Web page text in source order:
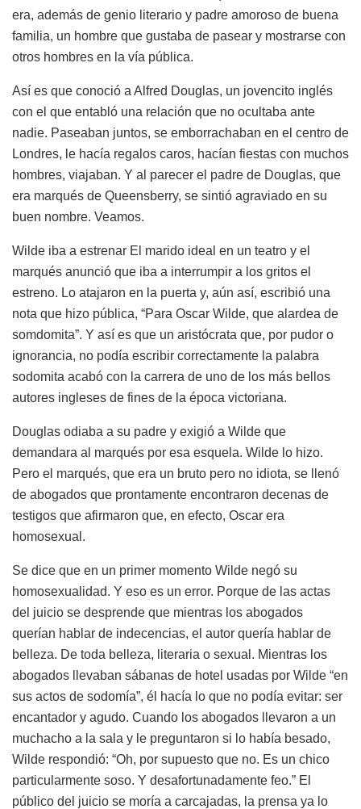
era, además de genio literario y padre amoroso de buena
familia, un hombre que gustaba de pasear y mostrarse con
otros hombres en la vía pública.
Así es que conoció a Alfred Douglas, un jovencito inglés
con el que entabló una relación que no ocultaba ante
nadie. Paseaban juntos, se emborrachaban en el centro de
Londres, le hacía regalos caros, hacían fiestas con muchos
hombres, viajaban. Y al parecer el padre de Douglas, que
era marqués de Queensberry, se sintió agraviado en su
buen nombre. Veamos.
Wilde iba a estrenar El marido ideal en un teatro y el
marqués anunció que iba a interrumpir a los gritos el
estreno. Lo atajaron en la puerta y, aún así, escribió una
nota que hizo pública, “Para Oscar Wilde, que alardea de
somdomita”. Y así es que un aristócrata que, por pudor o
ignorancia, no podía escribir correctamente la palabra
sodomita acabó con la carrera de uno de los más bellos
autores ingleses de fines de la época victoriana.
Douglas odiaba a su padre y exigió a Wilde que
demandara al marqués por esa esquela. Wilde lo hizo.
Pero el marqués, que era un bruto pero no idiota, se llenó
de abogados que prontamente encontraron decenas de
testigos que afirmaron que, en efecto, Oscar era
homosexual.
Se dice que en un primer momento Wilde negó su
homosexualidad. Y eso es un error. Porque de las actas
del juicio se desprende que mientras los abogados
querían hablar de indecencias, el autor quería hablar de
belleza. De toda belleza, literaria o sexual. Mientras los
abogados llevaban sábanas de hotel usadas por Wilde “en
sus actos de sodomía”, él hacía lo que no podía evitar: ser
encantador y agudo. Cuando los abogados llevaron a un
muchacho a la sala y le preguntaron si lo había besado,
Wilde respondió: “Oh, por supuesto que no. Es un chico
particularmente soso. Y desafortunadamente feo.” El
público del juicio se moría a carcajadas, la prensa ya lo